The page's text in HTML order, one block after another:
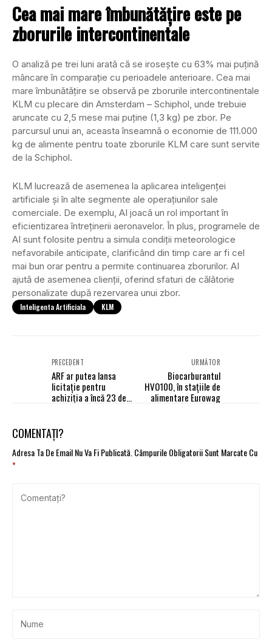
Cea mai mare îmbunătățire este pe
zborurile intercontinentale
O analiză pe trei luni arată că se irosește cu 63% mai puțină
mâncare în comparație cu perioadele anterioare. Cea mai
mare îmbunătățire se observă pe zborurile intercontinentale
KLM cu plecare din Amsterdam – Schiphol, unde trebuie
aruncate cu 2,5 mese mai puține (1,3 kg) pe zbor. Pe
parcursul unui an, aceasta înseamnă o economie de 111.000
kg de alimente pentru toate zborurile KLM care sunt servite
de la Schiphol.
KLM lucrează de asemenea la aplicarea inteligenței
artificiale și în alte segmente ale operațiunilor sale
comerciale. De exemplu, AI joacă un rol important în
eficientizarea întreținerii aeronavelor. În plus, programele de
AI sunt folosite pentru a simula condiții meteorologice
nefavorabile anticipate, clarificând din timp care ar fi cel
mai bun orar pentru a permite continuarea zborurilor. AI
ajută de asemenea clienții, oferind sfaturi de călătorie
personalizate după rezervarea unui zbor.
Inteligenta Artificiala KLM
PRECEDENT
ARF ar putea lansa
licitație pentru
achiziția a încă 23 de
URMĂTOR
Biocarburantul
HVO100, în stațiile de
alimentare Eurowag
COMENTAȚI?
Adresa Ta De Email Nu Va Fi Publicată. Câmpurile Obligatorii Sunt Marcate Cu
*